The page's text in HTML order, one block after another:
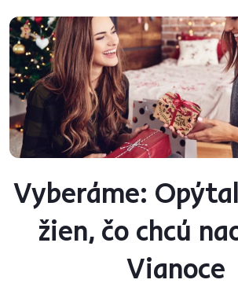
Vyberáme:
žien, čo chcú
Vianoce